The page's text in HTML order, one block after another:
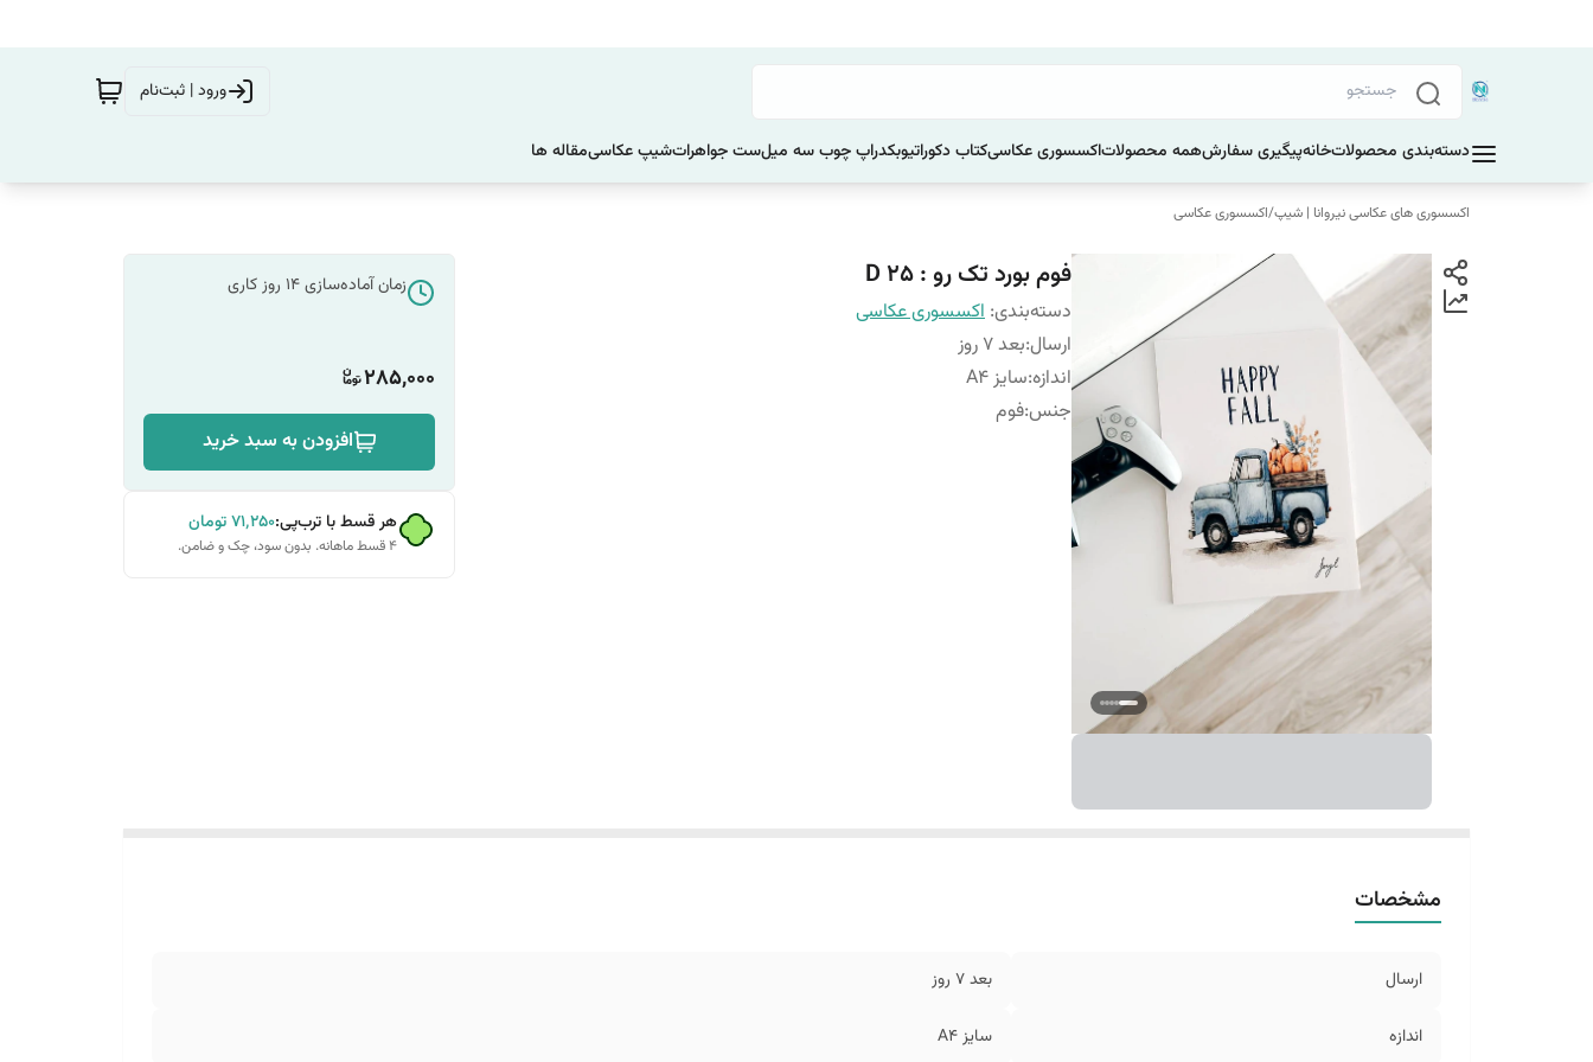
ورود | ثبت‌نام
دسته‌بندی محصولاتخانهپیگیری سفارشهمه محصولاتاکسسوری عکاسیکتاب دکوراتیوبکدراپ چوب سه میلست جواهراتشیپ عکاسیمقاله ها
اکسسوری های عکاسی نیروانا | شیپ/اکسسوری عکاسی
فوم بورد تک رو : D 25
دسته‌بندی: اکسسوری عکاسی
ارسال:بعد 7 روز
اندازه:سایز A4
جنس:فوم
زمان آماده‌سازی14 روز کاری
285,000
افزودن به سبد خرید
هر قسط با ترب‌پی:۷۱٬۲۵۰تومان
۴ قسط ماهانه. بدون سود، چک و ضامن.
مشخصات
ارسال بعد 7 روز
اندازه سایز A4